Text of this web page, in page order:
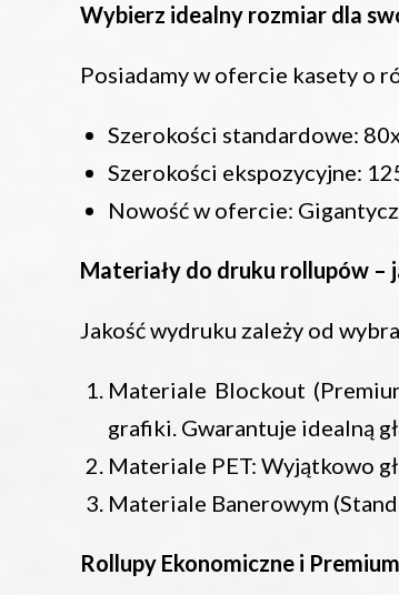
Wybierz idealny rozmiar dla
Posiadamy w ofercie kasety o
Szerokości standardowe:
Szerokości ekspozycyjne:
Nowość w ofercie:
Materiały do druku rollupów –
Jakość wydruku zależy od
Materiale Blockout
grafiki. Gwarantuje idealną
Materiale PET: Wyjątkowo
Materiale Banerowym
Rollupy Ekonomiczne i Premium